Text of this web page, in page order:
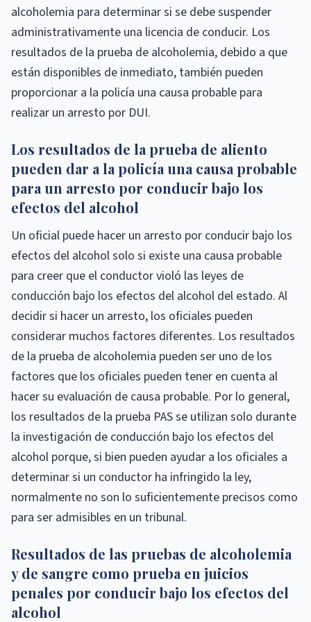
alcoholemia para determinar si se debe suspender
administrativamente una licencia de conducir. Los
resultados de la prueba de alcoholemia, debido a que
están disponibles de inmediato, también pueden
proporcionar a la policía una causa probable para
realizar un arresto por DUI.
Los resultados de la prueba de aliento
pueden dar a la policía una causa probable
para un arresto por conducir bajo los
efectos del alcohol
Un oficial puede hacer un arresto por conducir bajo los
efectos del alcohol solo si existe una causa probable
para creer que el conductor violó las leyes de
conducción bajo los efectos del alcohol del estado. Al
decidir si hacer un arresto, los oficiales pueden
considerar muchos factores diferentes. Los resultados
de la prueba de alcoholemia pueden ser uno de los
factores que los oficiales pueden tener en cuenta al
hacer su evaluación de causa probable. Por lo general,
los resultados de la prueba PAS se utilizan solo durante
la investigación de conducción bajo los efectos del
alcohol porque, si bien pueden ayudar a los oficiales a
determinar si un conductor ha infringido la ley,
normalmente no son lo suficientemente precisos como
para ser admisibles en un tribunal.
Resultados de las pruebas de alcoholemia
y de sangre como prueba en juicios
penales por conducir bajo los efectos del
alcohol